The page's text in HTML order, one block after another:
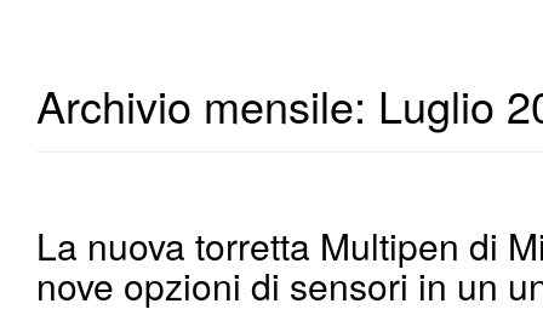
Archivio mensile: Luglio
La nuova torretta Multipen di
nove opzioni di sensori in un